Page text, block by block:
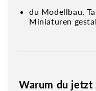
du Modellbau,
Miniaturen
Warum du